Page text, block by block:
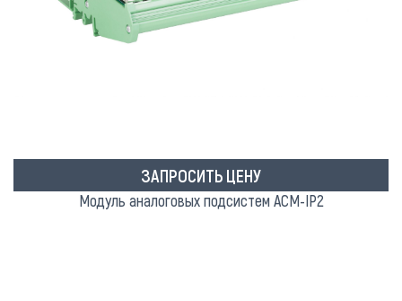
ЗАПРОСИТЬ ЦЕНУ
Модуль аналоговых подсистем АСМ-IP2